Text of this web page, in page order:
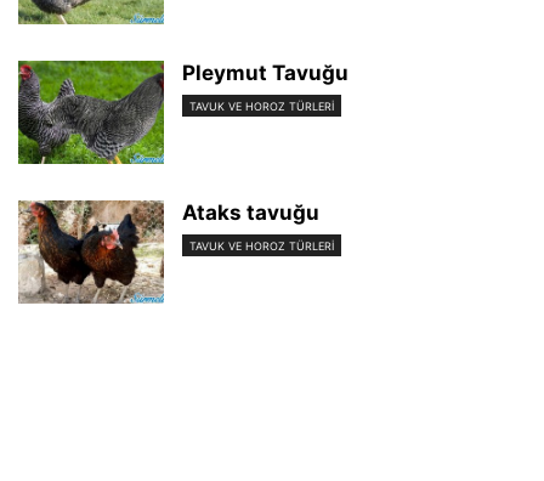
Pleymut Tavuğu
TAVUK VE HOROZ TÜRLERI
Ataks tavuğu
TAVUK VE HOROZ TÜRLERI